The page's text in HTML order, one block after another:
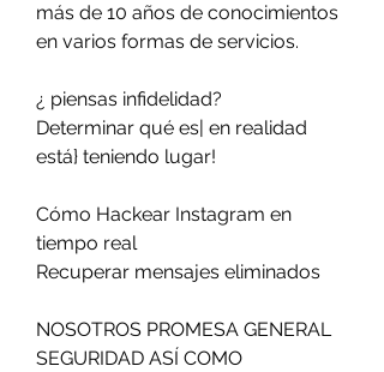
más de 10 años de conocimientos
en varios formas de servicios.
¿ piensas infidelidad?
Determinar qué es| en realidad
está} teniendo lugar!
Cómo Hackear Instagram en
tiempo real
Recuperar mensajes eliminados
NOSOTROS PROMESA GENERAL
SEGURIDAD ASÍ COMO